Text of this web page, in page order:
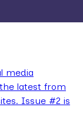
media
latest from
Issue #2 is